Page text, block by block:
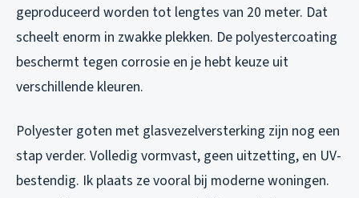
geproduceerd worden tot lengtes van 20 meter. Dat
scheelt enorm in zwakke plekken. De polyestercoating
beschermt tegen corrosie en je hebt keuze uit
verschillende kleuren.
Polyester goten met glasvezelversterking zijn nog een
stap verder. Volledig vormvast, geen uitzetting, en UV-
bestendig. Ik plaats ze vooral bij moderne woningen.